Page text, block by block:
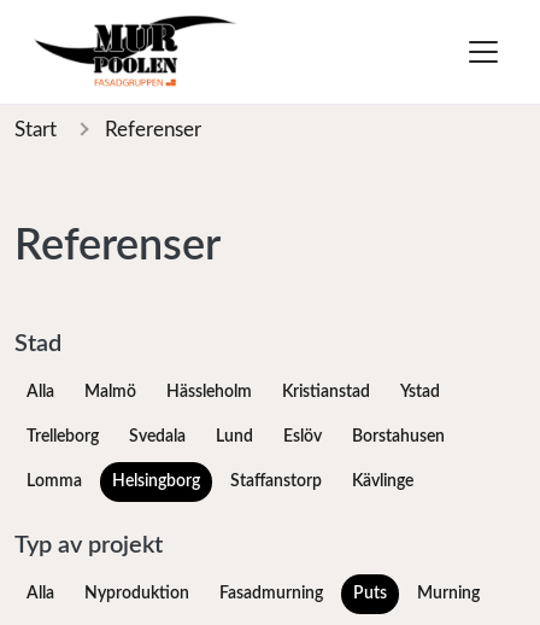
Start Referenser
Referenser
Stad
Alla Malmö Hässleholm Kristianstad Ystad
Trelleborg Svedala Lund Eslöv Borstahusen
Lomma Helsingborg Staffanstorp Kävlinge
Typ av projekt
Alla Nyproduktion Fasadmurning Puts Murning